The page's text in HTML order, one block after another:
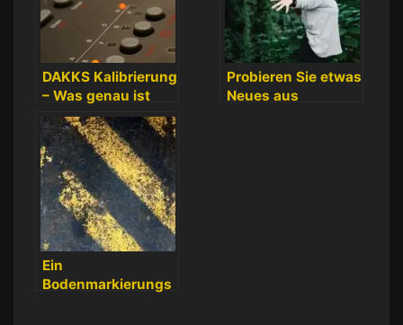
DAKKS Kalibrierung
– Was genau ist
das?
Probieren Sie etwas
Neues aus
Ein
Bodenmarkierungs